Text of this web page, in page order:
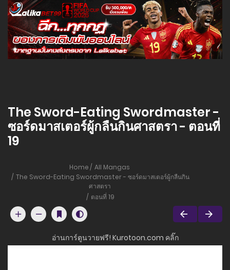
The Sword-Eating Swordmaster -
ซอร์ดมาสเตอร์ผู้กลืนกินศาสตรา - ตอนที่
19
Home
All Mangas
The Sword-Eating Swordmaster - ซอร์ดมาสเตอร์ผู้กลืนกิน
ศาสตรา
ตอนที่ 19
อ่านการ์ตูนวายฟรี! Kurotoon.com คลิ๊ก